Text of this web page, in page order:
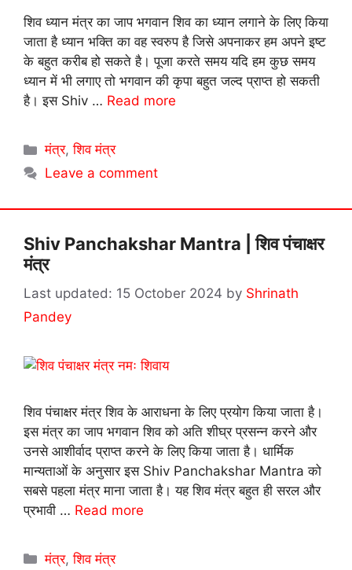
शिव ध्यान मंत्र का जाप भगवान शिव का ध्यान लगाने के लिए किया
जाता है ध्यान भक्ति का वह स्वरुप है जिसे अपनाकर हम अपने इष्ट
के बहुत करीब हो सकते है। पूजा करते समय यदि हम कुछ समय
ध्यान में भी लगाए तो भगवान की कृपा बहुत जल्द प्राप्त हो सकती
है। इस Shiv … Read more
Categories
मंत्र,शिव मंत्र
Leave a comment
Shiv Panchakshar Mantra | शिव पंचाक्षर
मंत्र
15 October 2024 by Shrinath
Pandey
शिव पंचाक्षर मंत्र शिव के आराधना के लिए प्रयोग किया जाता है।
इस मंत्र का जाप भगवान शिव को अति शीघ्र प्रसन्न करने और
उनसे आशीर्वाद प्राप्त करने के लिए किया जाता है। धार्मिक
मान्यताओं के अनुसार इस Shiv Panchakshar Mantra को
सबसे पहला मंत्र माना जाता है। यह शिव मंत्र बहुत ही सरल और
प्रभावी … Read more
Categories
मंत्र,शिव मंत्र